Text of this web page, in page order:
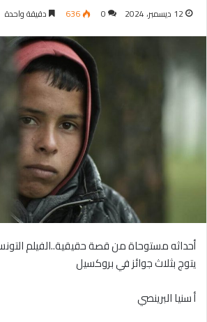
12 ديسمبر، 2024 0
636 دقيقة واحدة
أحداثه مستوحاة من قصة حقيقية..الفيلم
يتوج بثلاث جوائز في بروكسيل
أ سنيا البرينصي